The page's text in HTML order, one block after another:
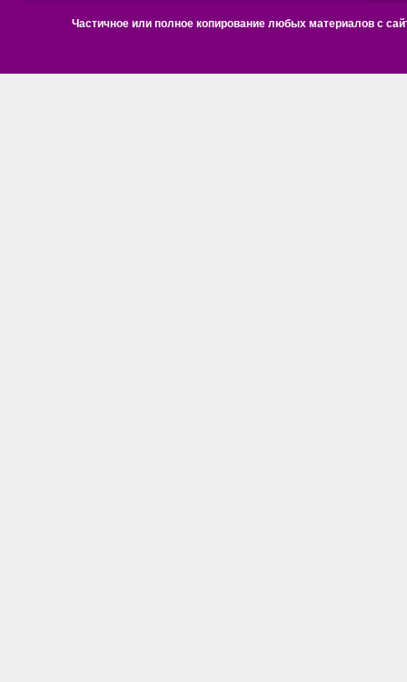
Частичное или полное копирование любых материалов с